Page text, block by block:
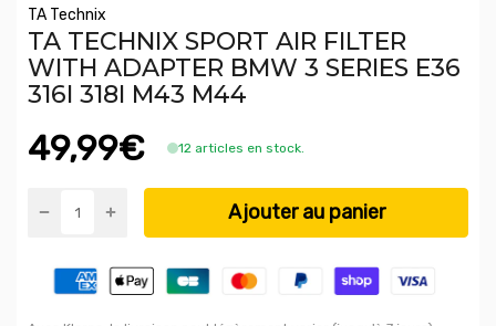
TA Technix
TA TECHNIX SPORT AIR FILTER
WITH ADAPTER BMW 3 SERIES E36
316I 318I M43 M44
49,99€ 12 articles en stock.
Ajouter au panier